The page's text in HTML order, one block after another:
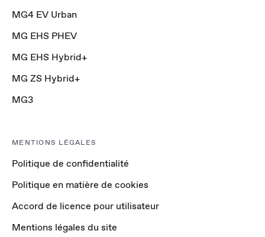
MG4 EV Urban
MG EHS PHEV
MG EHS Hybrid+
MG ZS Hybrid+
MG3
MENTIONS LÉGALES
Politique de confidentialité
Politique en matière de cookies
Accord de licence pour utilisateur
Mentions légales du site